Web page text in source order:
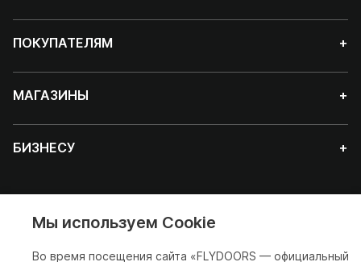
ПОКУПАТЕЛЯМ +
МАГАЗИНЫ +
БИЗНЕСУ +
Красноярск
Мы используем Cookie
Во время посещения сайта «FLYDOORS — официальный